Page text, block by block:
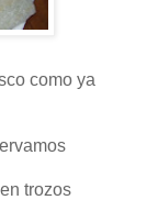
como ya
trozos